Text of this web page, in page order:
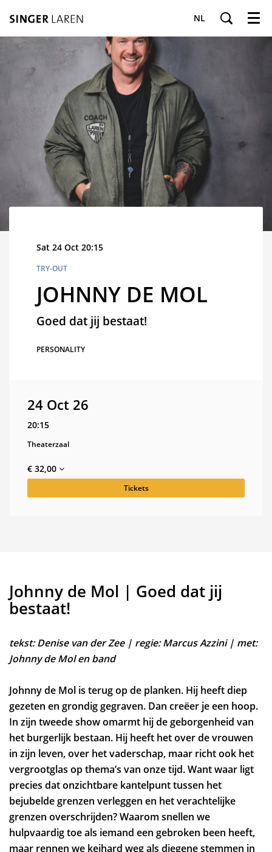
NL Menu
JOHNNY DE MOL
Goed dat jij bestaat!
TRY-OUT
Sat 24 Oct 20:15
PERSONALITY
24 Oct 26
20:15
Theaterzaal
€ 32,00
Tickets
Johnny de Mol | Goed dat jij
bestaat!
tekst: Denise van der Zee | regie: Marcus Azzini | met:
Johnny de Mol en band
Johnny de Mol is terug op de planken. Hij heeft diep
gezeten en grondig gegraven. Dan creëer je een hoop.
In zijn tweede show omarmt hij de geborgenheid van
het burgerlijk bestaan. Hij heeft het over de vrouwen
in zijn leven, over het vaderschap, maar richt ook het
vergrootglas op thema’s van onze tijd. Want waar ligt
precies dat onzichtbare kantelpunt tussen het
bejubelde grenzen verleggen en het verachtelijke
grenzen overschrijden? Waarom snellen we
hulpvaardig toe als iemand een gebroken been heeft,
maar rennen we keihard weg als diegene stemmen in